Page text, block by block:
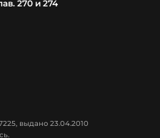
270 и 274
выдано 23.04.2010